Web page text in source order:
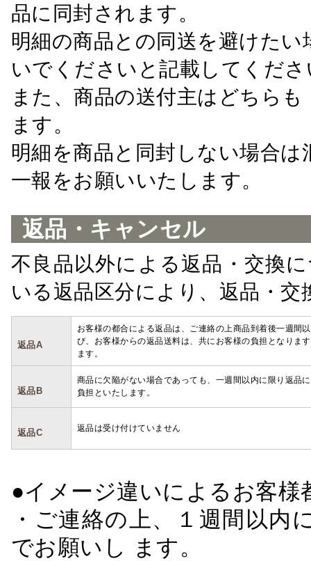
品に同封されます。
明細の商品との同送を避けた
いでくださいと記載してくださ
また、商品の送付主はどちら
ます。
明細を商品と同封しない場合
一報をお願いいたします。
返品・キャンセル
不良品以外による返品・交換
いる返品区分により、返品・
返品A
お客様の都合による返品は、ご連絡の上商品到着後一週間
び、お客様からの返品送料は、共にお客様の負担となりま
ます。
返品B
商品に欠陥がない場合であっても、一週間以内に限り返品
負担といたします。
返品C 返品は受け付けていません
●イメージ違いによるお客
・ご連絡の上、１週間以
でお願いし ます。